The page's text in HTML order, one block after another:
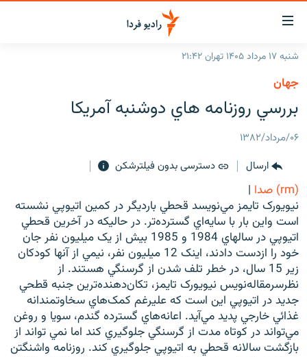
لینک‌های
قابلیت
دسترسی
بازگشت
منوی
اصلی
صفحه
جستجو
جهان
رادیو
انتخاب کنید و بشنوید
برنامه‌های رادیویی
فرکانس‌ها
پادکست
چندرسانه‌ای
گزارش‌های تصویری
گزارش‌های ویدئویی
زنان فردا
English
به ما بپیوندید
شنبه ۱۷ مرداد ۱۴۰۵ تهران ۲۱:۴۲
جهان
بررسي روزنامه هاي دوشنبه آمريکا
۰۶/مرداد/۱۳۸۲
ارسال
دسترسی بدون فیلترشکن
(rm) صدا
|
نيويورک تايمز مي‌نويسد قحطي بارديگر در کمين اتيوپي نشسته
است واين بار با سايه‌اي گسترده‌تر. در حاليکه در آخرين قحطي
اتيوپي در سالهاي 1984 و 1985 بيش از يک ميليون نفر جان
خود را ازدست دادند، اينک 12 ميليون نفر، نيمي از آنها کودکان
زير 15 سال، در خطر تلف شدن از گرسنگي هستند. از
نظرسرمقاله‌نويس نيويورک تايمز، تکان‌دهنده‌ترين جنبه قطحي
جديد در اتيوپي اين است که عليرغم کمک‌هاي سخاوتمندانه
غذائي خارجي پديد مي‌آيد. اعانه‌هاي گسترده گندم، سويا و روغن
مي‌تواند در کوتاه مدت از گرسنگي جلوگيري کند اما نمي تواند از
بازگشت سالانه قحطي به اتيوپي جلوگيري کند. روزنامه واشنگتن